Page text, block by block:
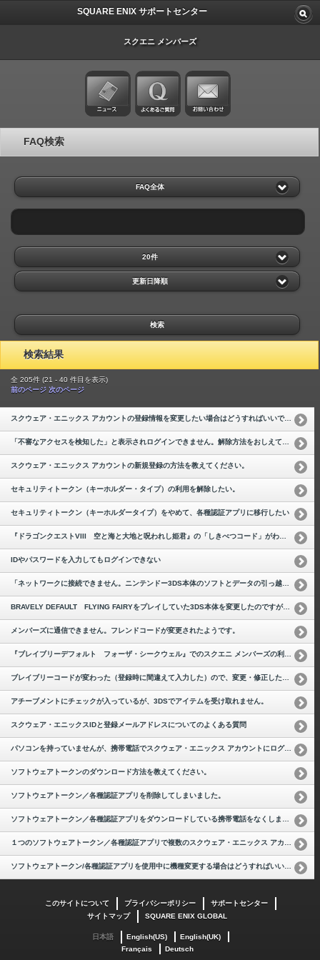
SQUARE ENIX サポートセンター
スクエニ メンバーズ
FAQ検索
FAQ全体
20件
更新日降順
検索
検索結果
全 205件 (21 - 40 件目を表示)
前のページ 次のページ
スクウェア・エニックス アカウントの登録情報を変更したい場合はどうすればいいですか？
スクウェア・エニックス アカウントの新規登録の方法を教えてください。
セキュリティトークン（キーホルダー・タイプ）の利用を解除したい。
セキュリティトークン（キーホルダータイプ）をやめて、各種認証アプリに移行したい
IDやパスワードを入力してもログインできない
BRAVELY DEFAULT FLYING FAIRYをプレイしていた3DS本体を変更したのですが、新しい本体にデータを引き継ぎできますか？
メンバーズに通信できません。フレンドコードが変更されたようです。
アチーブメントにチェックが入っているが、3DSでアイテムを受け取れません。
スクウェア・エニックスIDと登録メールアドレスについてのよくある質問
パソコンを持っていませんが、携帯電話でスクウェア・エニックス アカウントにログインする際に、ソフトウェアトークンは利用できますか？
ソフトウェアトークンのダウンロード方法を教えてください。
ソフトウェアトークン／各種認証アプリを削除してしまいました。
このサイトについて プライバシーポリシー
サポートセンター
サイトマップ
SQUARE ENIX GLOBAL
日本語 English(US)
English(UK)
Français
Deutsch